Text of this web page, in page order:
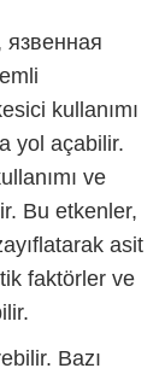
язвенная
kullanımı
yol açabilir.
ve
Bu etkenler,
asit
faktörler ve
Bazı